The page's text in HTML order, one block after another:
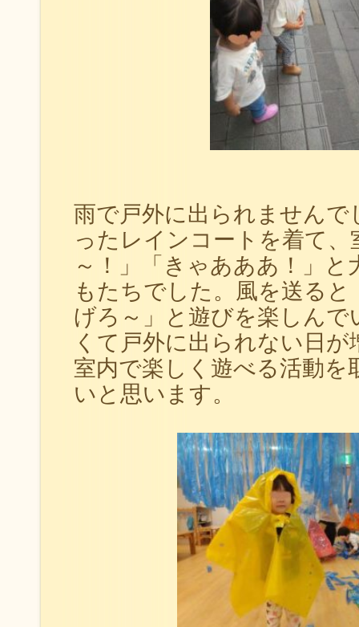
雨で戸外に出られませんで
ったレインコートを着て、
～！」「きゃあああ！」
もたちでした。風を送ると
げろ～」と遊びを楽しんで
くて戸外に出られない日
室内で楽しく遊べる活動を
いと思います。